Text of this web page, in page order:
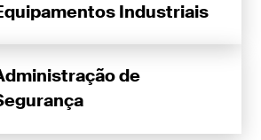
Industriais
de